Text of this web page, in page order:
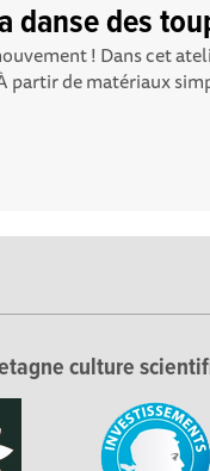
danse des
! Dans cet
partir de matériaux
culture